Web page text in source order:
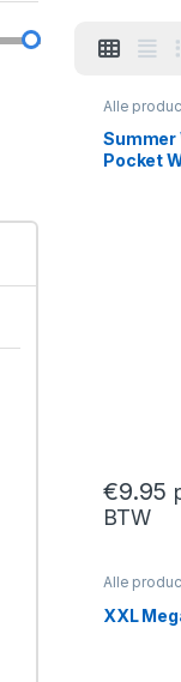
Alle
Summer
Pocket
€9.95
BTW
Alle
XXL